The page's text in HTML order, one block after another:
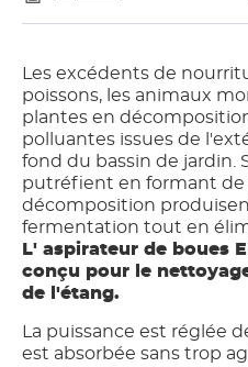
Les excédents de
poissons, les animaux
plantes en
polluantes issues de
fond du bassin de jardin.
putréfient en formant de
décomposition
fermentation tout en
L' aspirateur de boues
conçu pour le
de l'étang.
La puissance est réglée
est absorbée sans trop